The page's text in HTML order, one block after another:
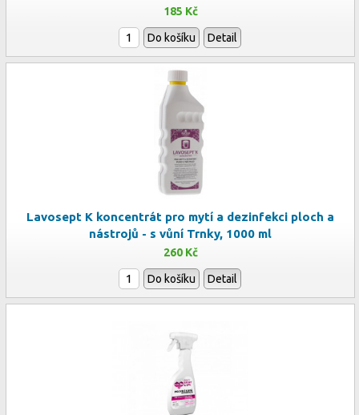
185 Kč
Do košíku Detail
Lavosept K koncentrát pro mytí a dezinfekci ploch a
nástrojů - s vůní Trnky, 1000 ml
260 Kč
Do košíku Detail